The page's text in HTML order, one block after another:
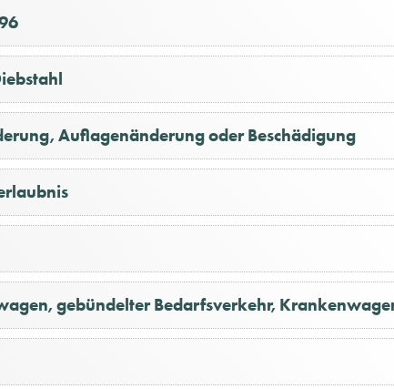
Auflagenänderung oder Beschädigung
gebündelter Bedarfsverkehr,